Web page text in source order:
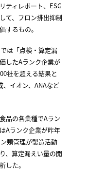
ティレポート、ESG
て、フロン排出抑制
するもの。
は「点検・算定漏
したAランク企業が
社を超える結果と
イオン、ANAなど
品の各業種でAラン
Aランク企業が昨年
類管理が製造活動
、算定漏えい量の開
した。